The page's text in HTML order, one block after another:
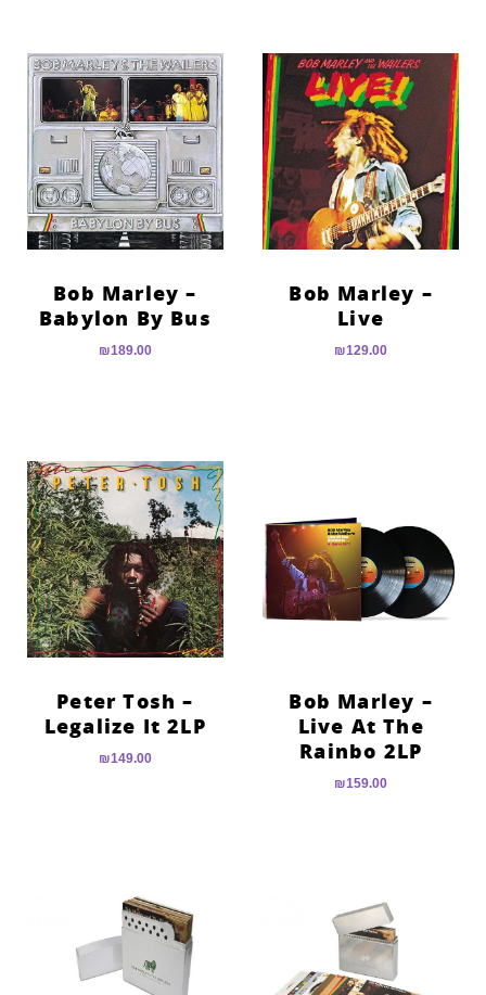
Bob Marley –
Live
₪129.00
Bob Marley –
Babylon By Bus
₪189.00
Bob Marley –
Live At The
Rainbo 2LP
₪159.00
Peter Tosh –
Legalize It 2LP
₪149.00